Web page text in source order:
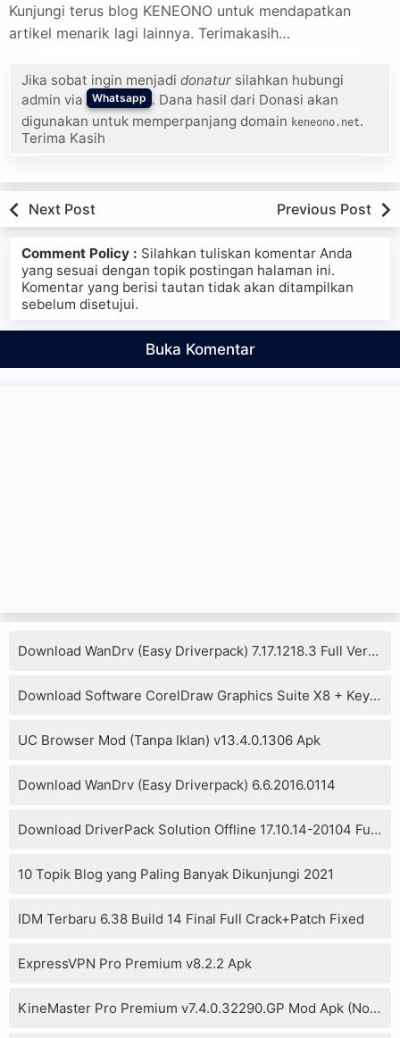
Kunjungi terus blog KENEONO untuk mendapatkan
artikel menarik lagi lainnya. Terimakasih…
Jika sobat ingin menjadi donatur silahkan hubungi
admin via
Whatsapp . Dana hasil dari Donasi akan
digunakan untuk memperpanjang domain keneono.net.
Terima Kasih
Next Post Previous Post
Comment Policy : Silahkan tuliskan komentar Anda
yang sesuai dengan topik postingan halaman ini.
Komentar yang berisi tautan tidak akan ditampilkan
sebelum disetujui.
Buka Komentar
Download WanDrv (Easy Driverpack) 7.17.1218.3 Full Version
Download Software CorelDraw Graphics Suite X8 + Keygen
UC Browser Mod (Tanpa Iklan) v13.4.0.1306 Apk
Download WanDrv (Easy Driverpack) 6.6.2016.0114
Download DriverPack Solution Offline 17.10.14-20104 Full Version
10 Topik Blog yang Paling Banyak Dikunjungi 2021
IDM Terbaru 6.38 Build 14 Final Full Crack+Patch Fixed
ExpressVPN Pro Premium v8.2.2 Apk
KineMaster Pro Premium v7.4.0.32290.GP Mod Apk (No Watermark)